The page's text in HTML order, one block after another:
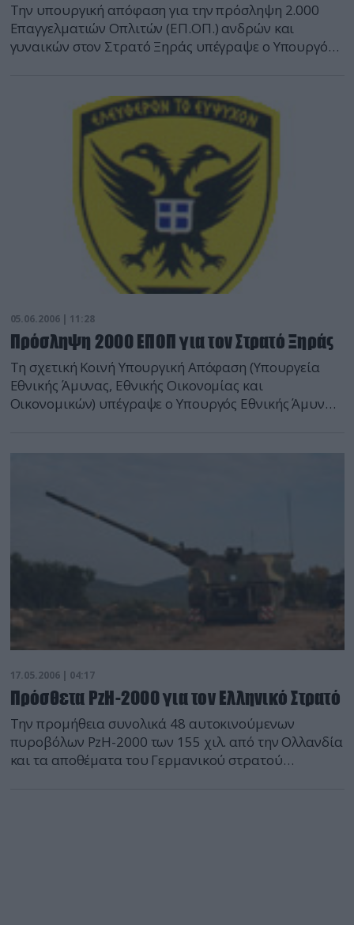
Την υπουργική απόφαση για την πρόσληψη 2.000
Επαγγελματιών Οπλιτών (ΕΠ.ΟΠ.) ανδρών και
γυναικών στον Στρατό Ξηράς υπέγραψε ο Υπουργός
05.06.2006 | 11:28
Πρόσληψη 2000 ΕΠΟΠ για τον Στρατό Ξηράς
Τη σχετική Κοινή Υπουργική Απόφαση (Υπουργεία
Εθνικής Άμυνας, Εθνικής Οικονομίας και
Οικονομικών) υπέγραψε ο Υπουργός Εθνικής Άμυνας
συμπληρωθεί ο αριθμός των 25.000 που προβλέπει η
σύνολο και των τριών Κλάδων των Ενόπλων
Δυνάμεων.
17.05.2006 | 04:17
Πρόσθετα PzH-2000 για τον Ελληνικό Στρατό
Την προμήθεια συνολικά 48 αυτοκινούμενων
πυροβόλων PzH-2000 των 155 χιλ. από την Ολλανδία
και τα αποθέματα του Γερμανικού στρατού